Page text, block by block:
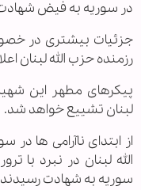
در سوریه به فیض شهادت
جزئیات بیشتری در
رزمنده حزب الله لبنان
پیکرهای مطهر این
لبنان تشییع خواهد شد.
از ابتدای ناآرامی ها
الله لبنان در نبرد
سوریه به شهادت